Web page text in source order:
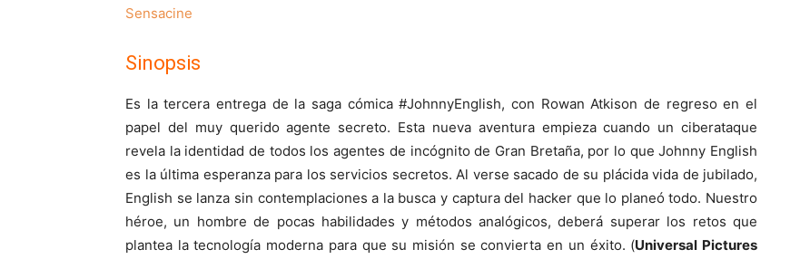
Sensacine
Sinopsis
Es la tercera entrega de la saga cómica #JohnnyEnglish, con Rowan Atkison de regreso en el
papel del muy querido agente secreto. Esta nueva aventura empieza cuando un ciberataque
revela la identidad de todos los agentes de incógnito de Gran Bretaña, por lo que Johnny English
es la última esperanza para los servicios secretos. Al verse sacado de su plácida vida de jubilado,
English se lanza sin contemplaciones a la busca y captura del hacker que lo planeó todo. Nuestro
héroe, un hombre de pocas habilidades y métodos analógicos, deberá superar los retos que
plantea la tecnología moderna para que su misión se convierta en un éxito. (Universal Pictures